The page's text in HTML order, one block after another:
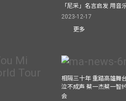
「尼采」名言启发 用音
2023-12-17
更多
相隔三十年 重踏高雄舞
泣不成声 蔡一杰蔡一智
会